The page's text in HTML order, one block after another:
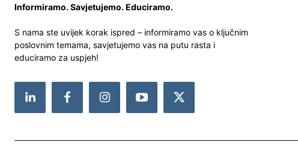
Informiramo. Savjetujemo. Educiramo.
S nama ste uvijek korak ispred – informiramo vas o ključnim
poslovnim temama, savjetujemo vas na putu rasta i
educiramo za uspjeh!